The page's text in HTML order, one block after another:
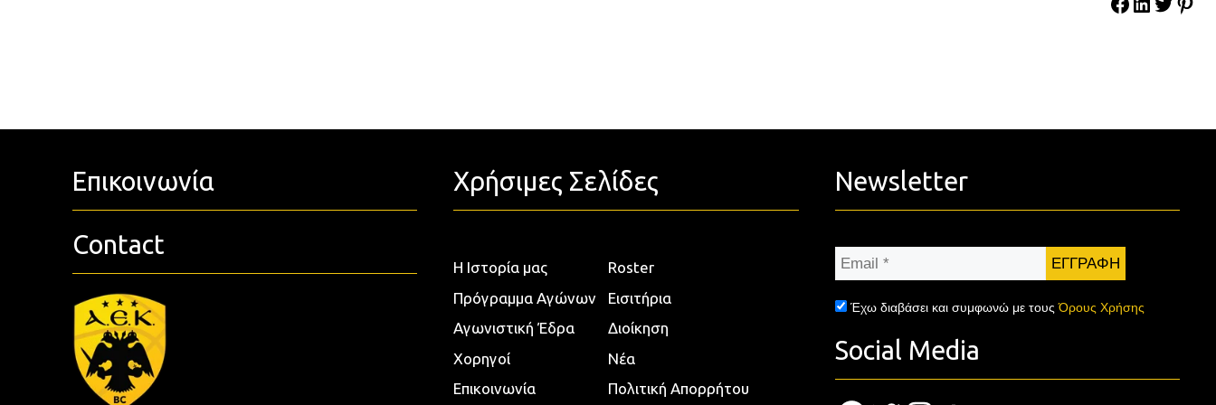
Επικοινωνία
Contact
Χρήσιμες Σελίδες
Η Ιστορία μας
Roster
Πρόγραμμα Αγώνων
Εισιτήρια
Αγωνιστική Έδρα
Διοίκηση
Χορηγοί
Νέα
Επικοινωνία
Πολιτική Απορρήτου
Newsletter
Email
Έχω διαβάσει και συμφωνώ με τουςΌρους Χρήσης
Social Media